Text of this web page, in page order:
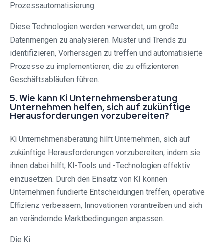
Prozessautomatisierung.
Diese Technologien werden verwendet, um große
Datenmengen zu analysieren, Muster und Trends zu
identifizieren, Vorhersagen zu treffen und automatisierte
Prozesse zu implementieren, die zu effizienteren
Geschäftsabläufen führen.
5. Wie kann Ki Unternehmensberatung
Unternehmen helfen, sich auf zukünftige
Herausforderungen vorzubereiten?
Ki Unternehmensberatung hilft Unternehmen, sich auf
zukünftige Herausforderungen vorzubereiten, indem sie
ihnen dabei hilft, KI-Tools und -Technologien effektiv
einzusetzen. Durch den Einsatz von KI können
Unternehmen fundierte Entscheidungen treffen, operative
Effizienz verbessern, Innovationen vorantreiben und sich
an verändernde Marktbedingungen anpassen.
Die Ki